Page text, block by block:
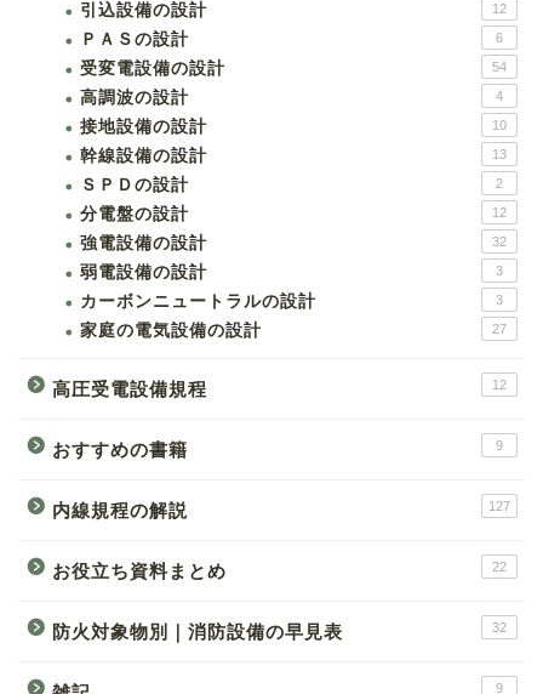
引込設備の設計 12
ＰＡＳの設計 6
受変電設備の設計 54
高調波の設計 4
接地設備の設計 10
幹線設備の設計 13
ＳＰＤの設計 2
分電盤の設計 12
強電設備の設計 32
弱電設備の設計 3
カーボンニュートラルの設計 3
家庭の電気設備の設計 27
高圧受電設備規程 12
おすすめの書籍 9
内線規程の解説 127
お役立ち資料まとめ 22
防火対象物別｜消防設備の早見表 32
9